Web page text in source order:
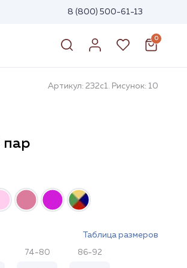
8 (800) 500-61-13
0
Артикул: 232с1. Рисунок: 10
пар
Таблица размеров
74-80 86-92